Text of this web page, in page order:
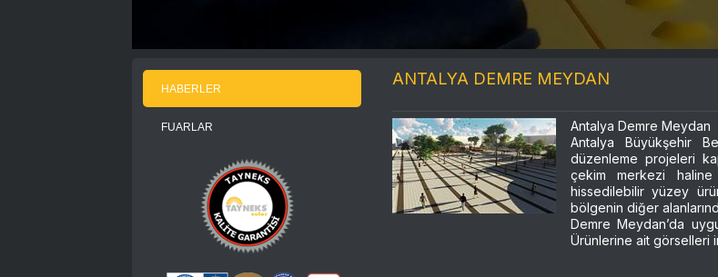
HABERLER
FUARLAR
ANTALYA DEMRE MEYDAN
Antalya Demre Meydan
Antalya Büyükşehir
düzenleme projeleri
çekim merkezi haline
hissedilebilir yüzey
bölgenin diğer
Demre Meydan’da
Ürünlerine ait görselleri